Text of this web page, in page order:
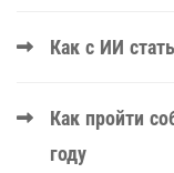
Как с ИИ
Как пройти
году